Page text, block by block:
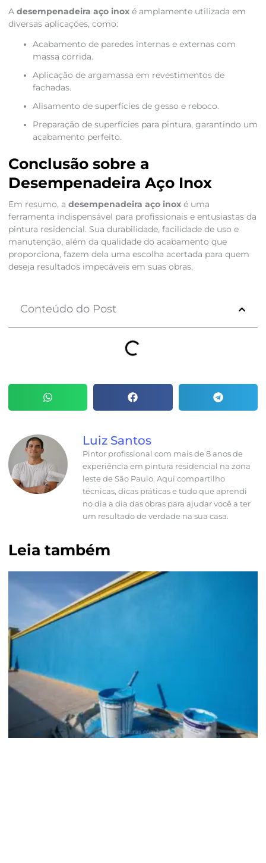
A desempenadeira aço inoxé amplamente utilizada em
diversas aplicações, como:
Acabamento de paredes internas e externas com
massa corrida.
Aplicação de argamassa em revestimentos de
fachadas.
Alisamento de superfícies de gesso e reboco.
Preparação de superfícies para pintura, garantindo um
acabamento perfeito.
Conclusão sobre a
Desempenadeira Aço Inox
Em resumo, a desempenadeira aço inoxé uma
ferramenta indispensável para profissionais e entusiastas da
pintura residencial. Sua durabilidade, facilidade de uso e
manutenção, além da qualidade do acabamento que
proporciona, fazem dela uma escolha acertada para quem
deseja resultados impecáveis em suas obras.
Conteúdo do Post
Luiz Santos
Pintor profissional com mais de 8 anos de
experiência em pintura residencial na zona
leste de São Paulo. Aqui compartilho
técnicas, dicas práticas e tudo que aprendi
no dia a dia das obras para ajudar você a ter
um resultado de verdade na sua casa.
Leia também